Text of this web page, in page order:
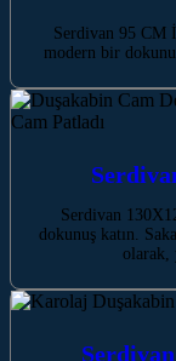
Serdivan 95 CM
modern bir
Serdivan
dokunuş katın.
olarak,